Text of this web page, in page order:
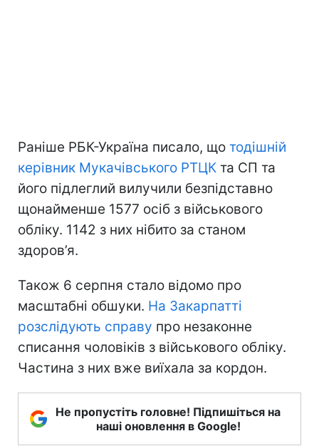
Раніше РБК-Україна писало, що тодішній
керівник Мукачівського РТЦК та СП та
його підлеглий вилучили безпідставно
щонайменше 1577 осіб з військового
обліку. 1142 з них нібито за станом
здоров’я.
Також 6 серпня стало відомо про
масштабні обшуки. На Закарпатті
розслідують справу про незаконне
списання чоловіків з військового обліку.
Частина з них вже виїхала за кордон.
Не пропустіть головне! Підпишіться на
наші оновлення в Google!